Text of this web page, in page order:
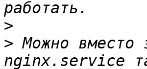
>
> Можно вместо